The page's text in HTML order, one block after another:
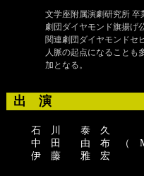
About us
文学座附属演劇研究所 卒
劇団ダイヤモンド旗揚げ
関連劇団ダイヤモンドセ
人脈の起点になることも
加となる。
出 演
石 川 泰 久
中 田 由 布 （
伊 藤 雅 宏